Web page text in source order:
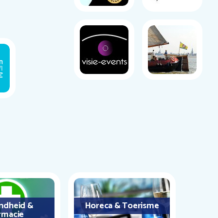
& Horeca & Toerisme